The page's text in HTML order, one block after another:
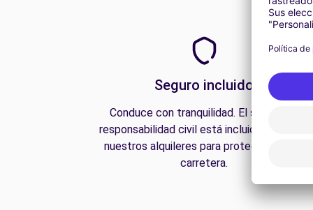
Seguro incluido
Conduce con tranquilidad. El seguro de
responsabilidad civil está incluido en todos
nuestros alquileres para protegerte en la
carretera.